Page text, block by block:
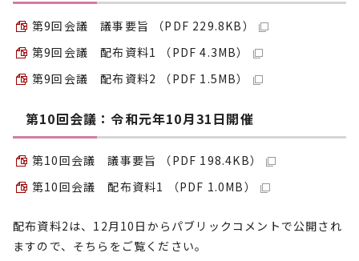
第9回会議 議事要旨 （PDF 229.8KB）
第9回会議 配布資料1 （PDF 4.3MB）
第9回会議 配布資料2 （PDF 1.5MB）
第10回会議：令和元年10月31日開催
第10回会議 議事要旨 （PDF 198.4KB）
第10回会議 配布資料1 （PDF 1.0MB）
配布資料2は、12月10日からパブリックコメントで公開され
ますので、そちらをご覧ください。